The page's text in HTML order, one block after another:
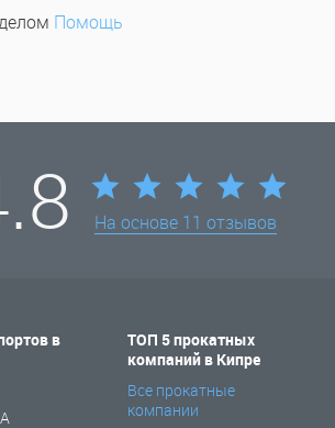
Помощь
На основе 11 отзывов
в
ТОП 5 прокатных
компаний в Кипре
Все прокатные
компании